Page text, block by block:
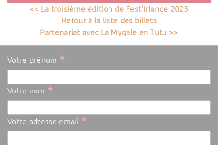
<< La troisième édition de Fest’Irlande 2025
Retour à la liste des billets
Partenariat avec La Mygale en Tutu >>
Votre prénom *
Votre nom *
Votre adresse email *